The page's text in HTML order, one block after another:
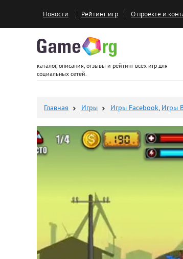
Новости Рейтинг игр О проекте и
каталог, описания, отзывы и рейтинг всех игр для
социальных сетей.
Главная Игры Игры Facebook, Игры